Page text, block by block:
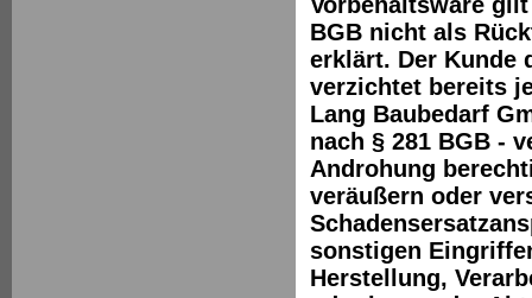
BGB nicht als
erklärt. Der Kunde
verzichtet bereits
Lang Baubedarf
nach § 281 BGB -
Androhung
veräußern oder
sonstigen
Herstellung,